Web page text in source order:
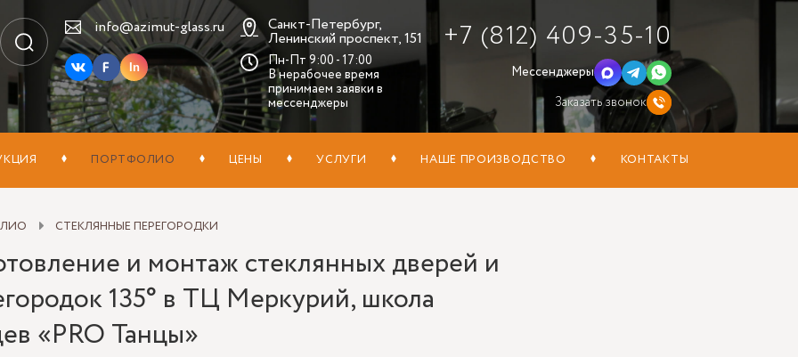
info@azimut-glass.ru
In
Санкт-Петербург,
Ленинский проспект, 151
Пн-Пт 9:00 - 17:00
В нерабочее время
принимаем заявки в
мессенджеры
+7 (812) 409-35-10
Мессенджеры
Заказать звонок
ПОРТФОЛИО ЦЕНЫ УСЛУГИ НАШЕ ПРОИЗВОДСТВО КОНТАКТЫ
СТЕКЛЯННЫЕ ПЕРЕГОРОДКИ
и монтаж стеклянных дверей и
135° в ТЦ Меркурий, школа
«PRO Танцы»